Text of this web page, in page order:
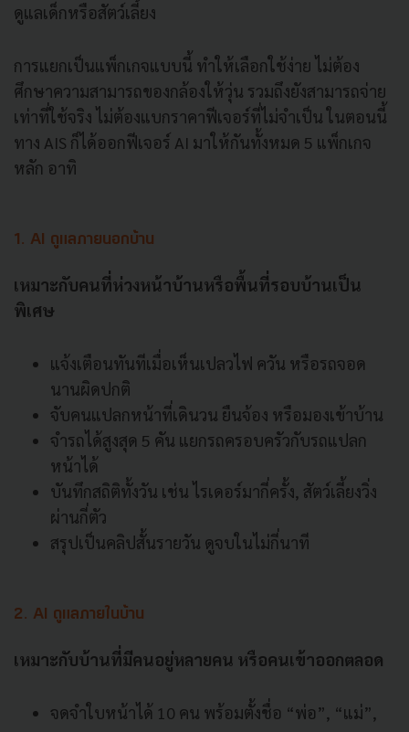
ดูแลเด็กหรือสัตว์เลี้ยง
การแยกเป็นแพ็กเกจแบบนี้ ทำให้เลือกใช้ง่าย ไม่ต้อง
ศึกษาความสามารถของกล้องให้วุ่น รวมถึงยังสามารถจ่าย
เท่าที่ใช้จริง ไม่ต้องแบกราคาฟีเจอร์ที่ไม่จำเป็น ในตอนนี้
ทาง AIS ก็ได้ออกฟีเจอร์ AI มาให้กันทั้งหมด 5 แพ็กเกจ
หลัก อาทิ
1. AI ดูแลภายนอกบ้าน
เหมาะกับคนที่ห่วงหน้าบ้านหรือพื้นที่รอบบ้านเป็น
พิเศษ
แจ้งเตือนทันทีเมื่อเห็นเปลวไฟ ควัน หรือรถจอด
นานผิดปกติ
จับคนแปลกหน้าที่เดินวน ยืนจ้อง หรือมองเข้าบ้าน
จำรถได้สูงสุด 5 คัน แยกรถครอบครัวกับรถแปลก
หน้าได้
บันทึกสถิติทั้งวัน เช่น ไรเดอร์มากี่ครั้ง, สัตว์เลี้ยงวิ่ง
ผ่านกี่ตัว
สรุปเป็นคลิปสั้นรายวัน ดูจบในไม่กี่นาที
2. AI ดูแลภายในบ้าน
เหมาะกับบ้านที่มีคนอยู่หลายคน หรือคนเข้าออกตลอด
จดจำใบหน้าได้ 10 คน พร้อมตั้งชื่อ “พ่อ”, “แม่”,